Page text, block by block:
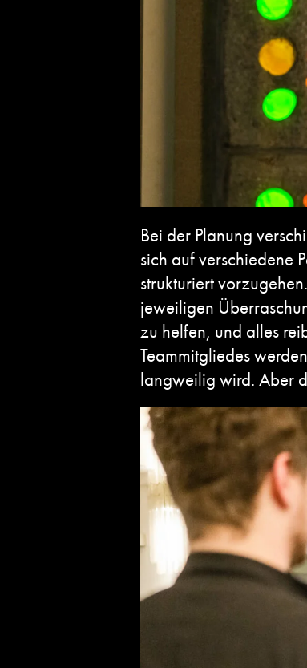
Bei der Planung
sich auf verschiedene
strukturiert
jeweiligen
zu helfen, und alles
Teammitgliedes
langweilig wird. Aber